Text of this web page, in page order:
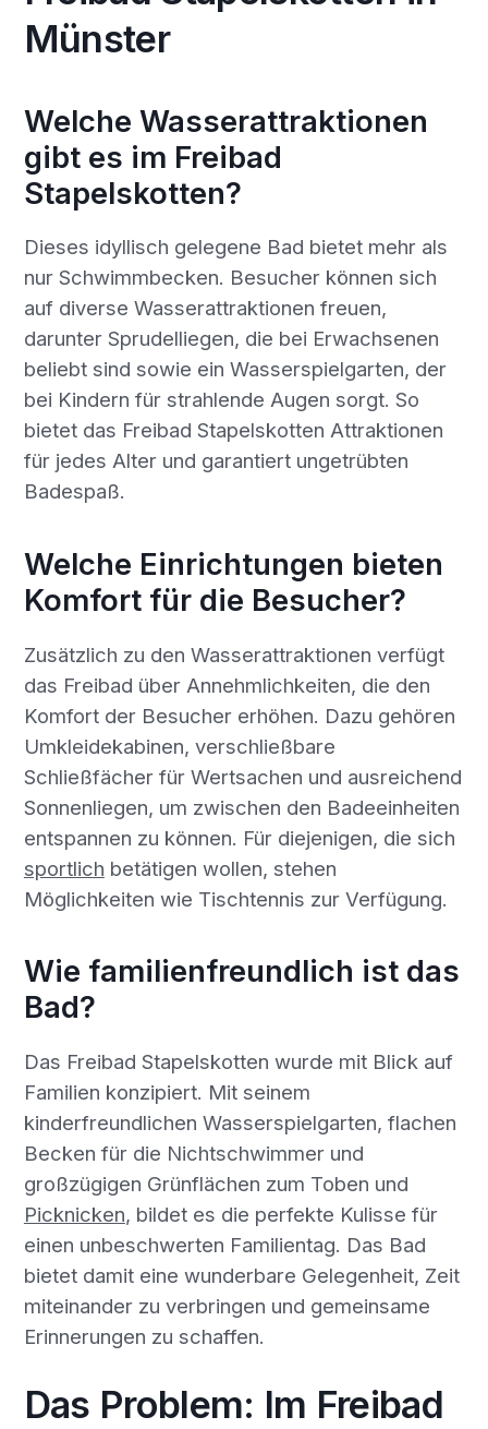
Münster
Welche Wasserattraktionen
gibt es im Freibad
Stapelskotten?
Dieses idyllisch gelegene Bad bietet mehr als
nur Schwimmbecken. Besucher können sich
auf diverse Wasserattraktionen freuen,
darunter Sprudelliegen, die bei Erwachsenen
beliebt sind sowie ein Wasserspielgarten, der
bei Kindern für strahlende Augen sorgt. So
bietet das Freibad Stapelskotten Attraktionen
für jedes Alter und garantiert ungetrübten
Badespaß.
Welche Einrichtungen bieten
Komfort für die Besucher?
Zusätzlich zu den Wasserattraktionen verfügt
das Freibad über Annehmlichkeiten, die den
Komfort der Besucher erhöhen. Dazu gehören
Umkleidekabinen, verschließbare
Schließfächer für Wertsachen und ausreichend
Sonnenliegen, um zwischen den Badeeinheiten
entspannen zu können. Für diejenigen, die sich
sportlich betätigen wollen, stehen
Möglichkeiten wie Tischtennis zur Verfügung.
Wie familienfreundlich ist das
Bad?
Das Freibad Stapelskotten wurde mit Blick auf
Familien konzipiert. Mit seinem
kinderfreundlichen Wasserspielgarten, flachen
Becken für die Nichtschwimmer und
großzügigen Grünflächen zum Toben und
Picknicken, bildet es die perfekte Kulisse für
einen unbeschwerten Familientag. Das Bad
bietet damit eine wunderbare Gelegenheit, Zeit
miteinander zu verbringen und gemeinsame
Erinnerungen zu schaffen.
Das Problem: Im Freibad